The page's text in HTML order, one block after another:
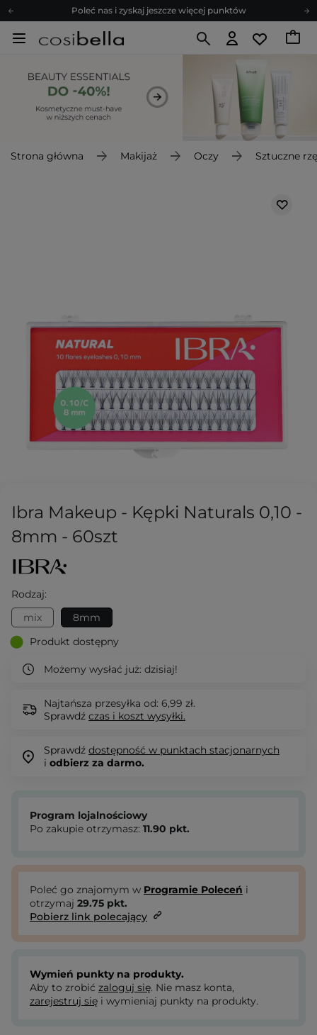
Poleć nas i zyskaj jeszcze więcej punktów
Zapisz się na newsletter pełen porad
Z nami to możliwe! Realizacja zamówienia do 24h.
Poleć nas i zyskaj jeszcze więcej punktów
Zapisz się na newsletter pełen porad
Strona główna Makijaż Oczy Sztuczne
Ibra Makeup - Kępki Naturals 0,10 -
8mm - 60szt
Rodzaj:
mix
8mm
Produkt dostępny
Możemy wysłać już: dzisiaj!
Najtańsza przesyłka od: 6,99 zł.
Sprawdź czas i koszt wysyłki.
Sprawdź dostępność w punktach stacjonarnych
i odbierz za darmo.
Program lojalnościowy
Po zakupie otrzymasz: 11.90 pkt.
Poleć go znajomym w Programie Poleceń i
otrzymaj 29.75 pkt.
Pobierz link polecający
Wymień punkty na produkty.
Aby to zrobić zaloguj się. Nie masz konta,
zarejestruj się i wymieniaj punkty na produkty.